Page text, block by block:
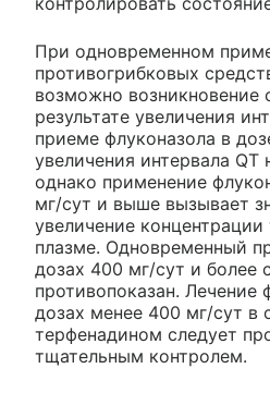
При одновременном
противогрибковых
возможно возникновение
результате увеличения
приеме флуконазола в
увеличения интервала QT
однако применение
мг/сут и выше вызывает
увеличение
плазме. Одновременный
дозах 400 мг/сут и более
противопоказан. Лечение
дозах менее 400 мг/сут в
терфенадином следует
тщательным контролем.